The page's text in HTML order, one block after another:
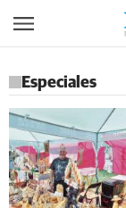
Especiales